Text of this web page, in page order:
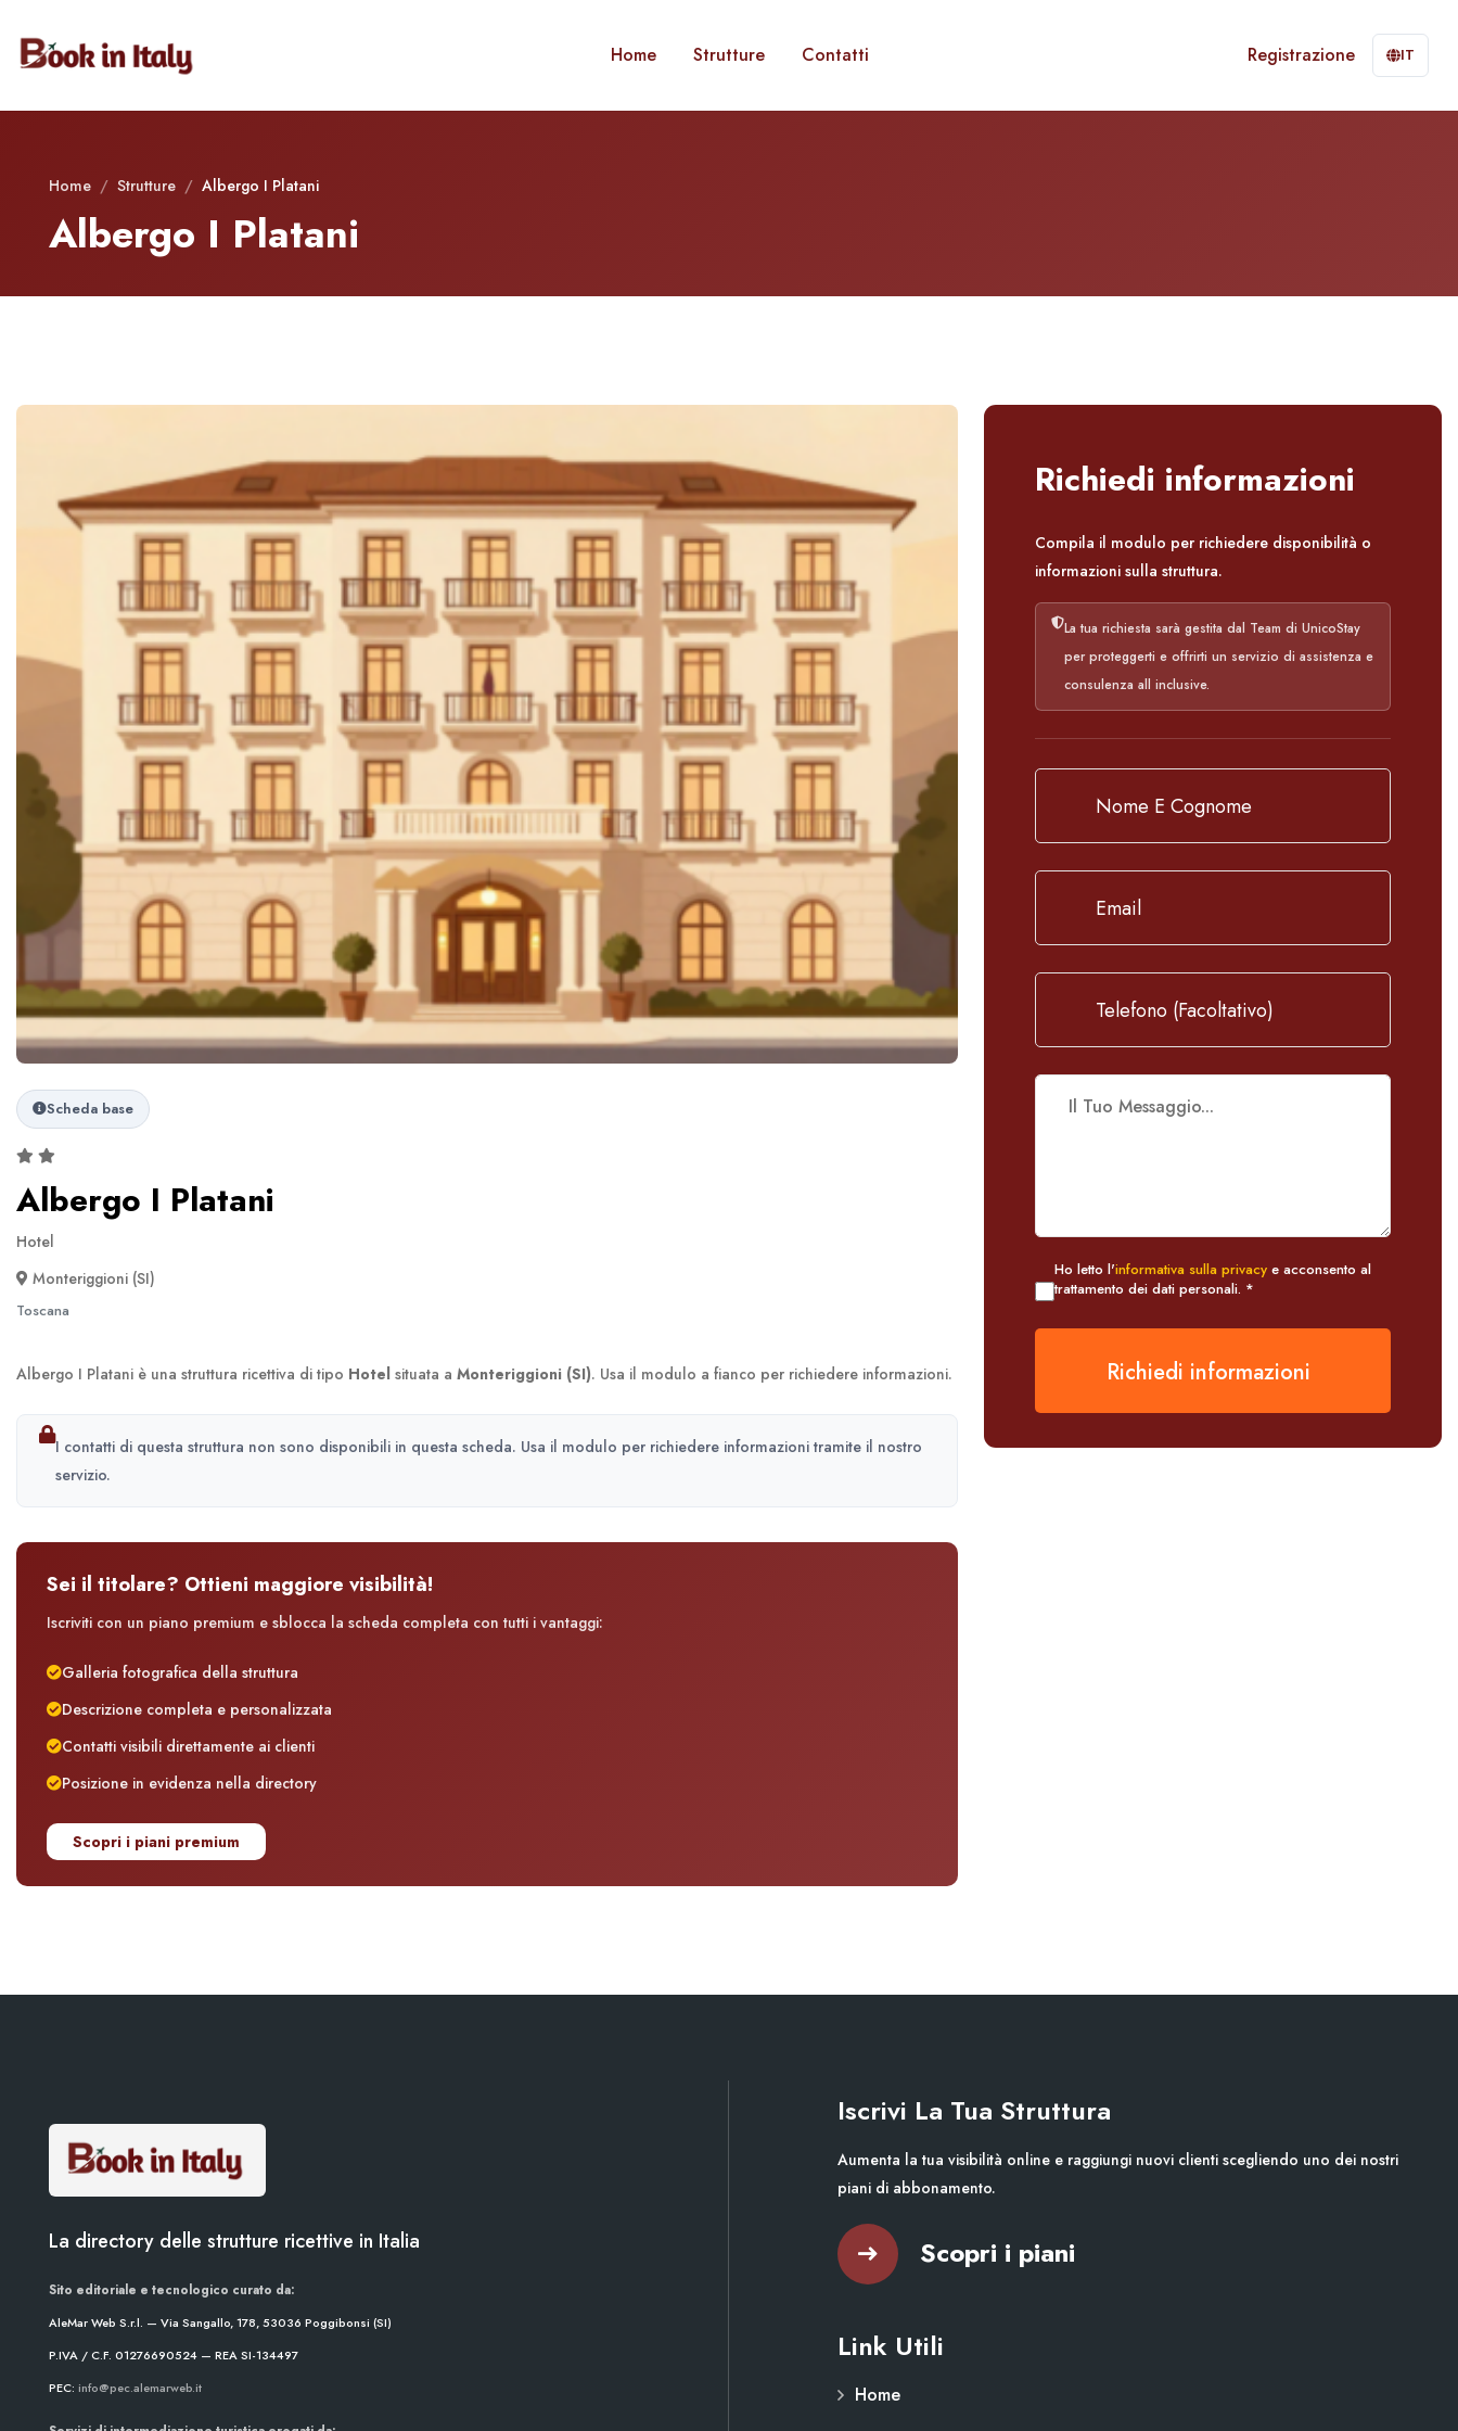
Home Strutture Contatti Registrazione IT
Home / Strutture / Albergo I Platani
Albergo I Platani
Scheda base
Albergo I Platani
Hotel
Monteriggioni (SI)
Toscana
Albergo I Platani è una struttura ricettiva di tipo Hotel situata a Monteriggioni (SI). Usa il modulo a fianco per richiedere informazioni.
I contatti di questa struttura non sono disponibili in questa scheda. Usa il modulo per richiedere informazioni tramite il nostro
servizio.
Sei il titolare? Ottieni maggiore visibilità!
Iscriviti con un piano premium e sblocca la scheda completa con tutti i vantaggi:
Galleria fotografica della struttura
Descrizione completa e personalizzata
Contatti visibili direttamente ai clienti
Posizione in evidenza nella directory
Scopri i piani premium
Richiedi informazioni
Compila il modulo per richiedere disponibilità o
informazioni sulla struttura.
La tua richiesta sarà gestita dal Team di UnicoStay
per proteggerti e offrirti un servizio di assistenza e
consulenza all inclusive.
Ho letto l'informativa sulla privacy e acconsento al
trattamento dei dati personali. *
Richiedi informazioni
La directory delle strutture ricettive in Italia
Sito editoriale e tecnologico curato da:
AleMar Web S.r.l. — Via Sangallo, 178, 53036 Poggibonsi (SI)
P.IVA / C.F. 01276690524 — REA SI-134497
PEC: info@pec.alemarweb.it
Iscrivi La Tua Struttura
Aumenta la tua visibilità online e raggiungi nuovi clienti scegliendo uno dei nostri
piani di abbonamento.
Scopri i piani
Link Utili
Home